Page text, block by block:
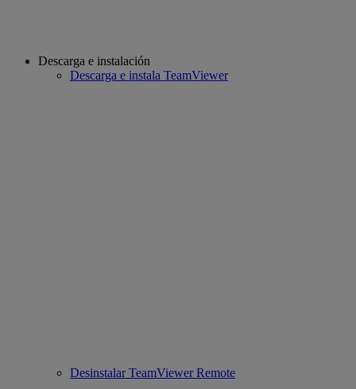
Descarga e instalación
Descarga e instala TeamViewer
Desinstalar TeamViewer Remote